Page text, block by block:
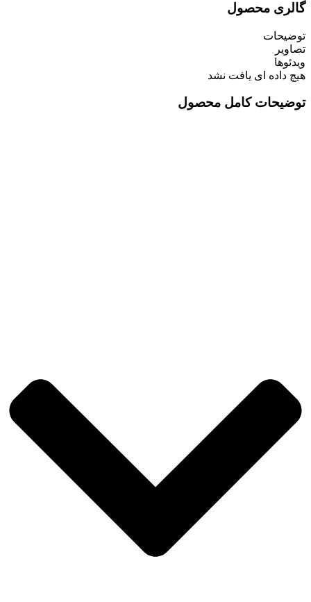
گالری محصول
توضیحات
تصاویر
ویدئوها
هیچ داده ای یافت نشد
توضیحات کامل محصول